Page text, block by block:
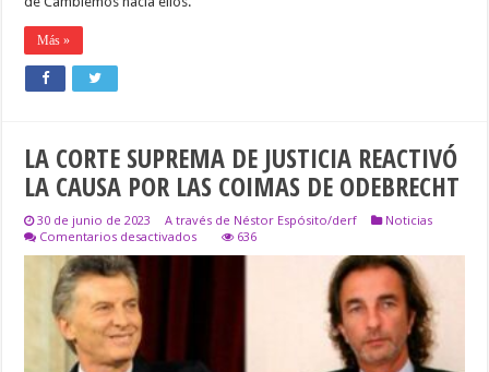
Más »
LA CORTE SUPREMA DE JUSTICIA REACTIVÓ
LA CAUSA POR LAS COIMAS DE ODEBRECHT
30 de junio de 2023 A través de Néstor Espósito/derf
Noticias
Comentarios desactivadosen
CAUSA
636